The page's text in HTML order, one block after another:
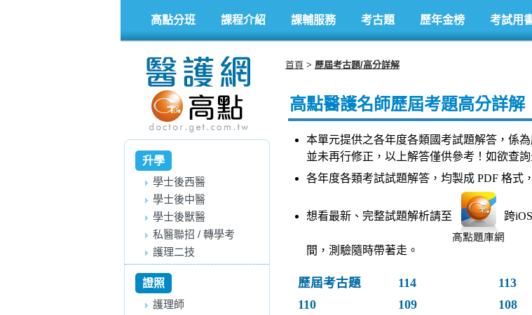
高點分班 課程介紹 課輔服務 考古題 歷年金榜 考試用
升學
學士後西醫
學士後中醫
學士後獸醫
私醫聯招 / 轉學考
護理二技
證照
護理師
首頁 歷屆考古題/高分詳解
高點醫護名師歷屆考題高分詳解
本單元提供之各年度各類國考試題解答，係
並未再行修正，以上解答僅供參考！如欲查
各年度各類考試試題解答，均製成 PDF 格式
想看最新、完整試題解析請至 跨
間，測驗隨時帶著走。
歷屆考古題 114 113
110
109 108